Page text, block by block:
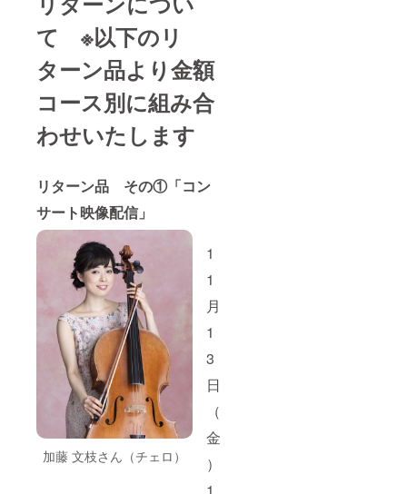
て ※以下のリ
ターン品より金額
コース別に組み合
わせいたします
リターン品 その①「コン
サート映像配信」
加藤 文枝さん（チェロ）
1
1
月
1
3
日
（
金
）